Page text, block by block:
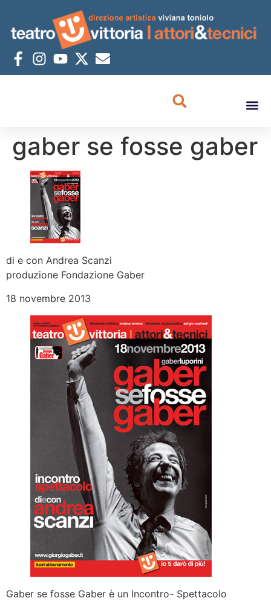
gaber se fosse gaber
di e con Andrea Scanzi
produzione Fondazione Gaber
18 novembre 2013
Gaber se fosse Gaber è un Incontro- Spettacolo